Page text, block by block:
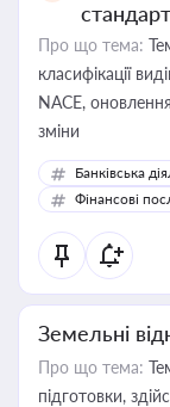
Про що тема:
класифікації
NACE,
зміни
Банківська
Фінансові
Земельні
Про що тема:
підготовки,